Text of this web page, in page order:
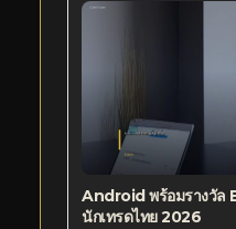
Android พร้อมรางวั
นักเทรดไทย 2026